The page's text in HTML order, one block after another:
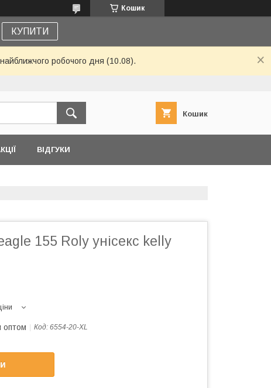
Кошик
КУПИТИ
робочого дня (10.08).
Кошик
ВІДГУКИ
155 Roly унісекс kelly
оптом Код: 6554-20-XL